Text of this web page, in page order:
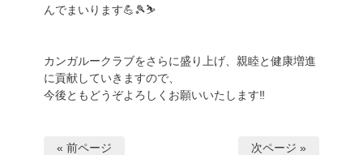
んでまいります💪🎾⛷️
カンガルークラブをさらに盛り上げ、親睦と健康増進
に貢献していきますので、
今後ともどうぞよろしくお願いいたします‼️
« 前ページ 次ページ »